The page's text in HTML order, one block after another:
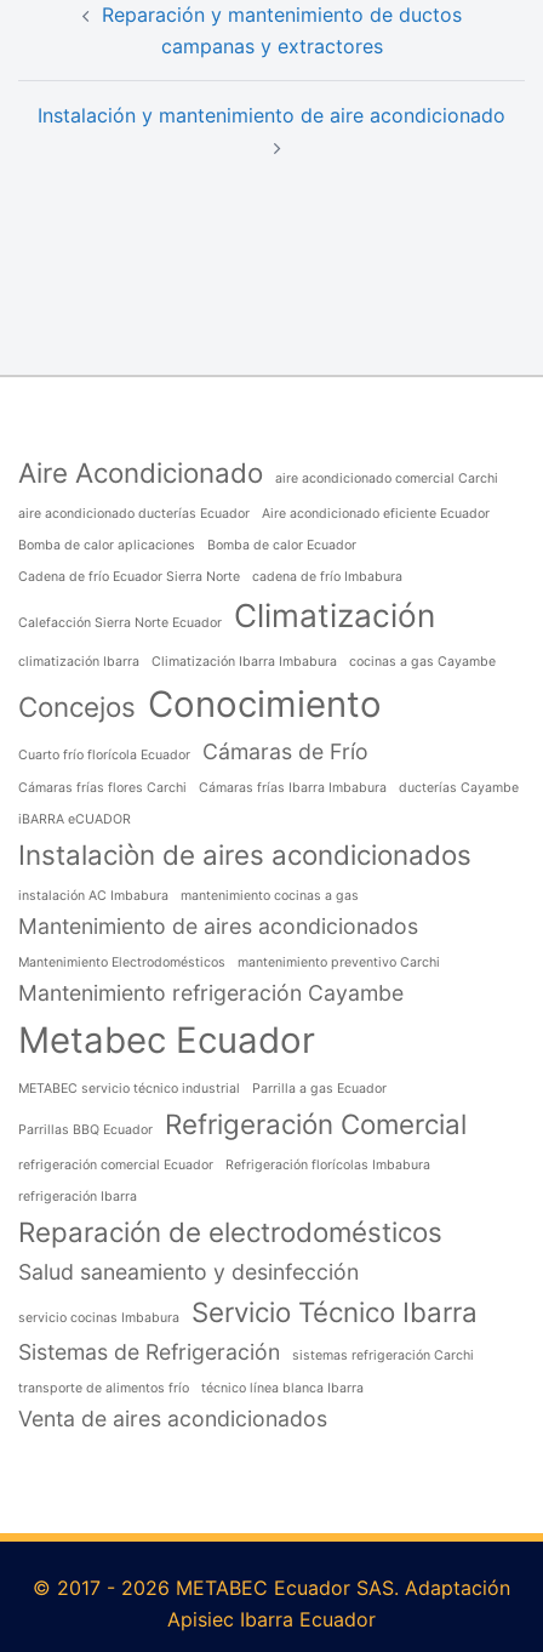
Reparación y mantenimiento de ductos
campanas y extractores
Instalación y mantenimiento de aire acondicionado
Aire Acondicionado aire acondicionado comercial Carchi
aire acondicionado ducterías Ecuador
Aire acondicionado eficiente Ecuador
Bomba de calor aplicaciones
Bomba de calor Ecuador
Cadena de frío Ecuador Sierra Norte
cadena de frío Imbabura
Calefacción Sierra Norte Ecuador Climatización
climatización Ibarra Climatización Ibarra Imbabura cocinas a gas Cayambe
Concejos Conocimiento
Cuarto frío florícola Ecuador Cámaras de Frío
Cámaras frías flores Carchi Cámaras frías Ibarra Imbabura
ducterías Cayambe
iBARRA eCUADOR
Instalaciòn de aires acondicionados
instalación AC Imbabura mantenimiento cocinas a gas
Mantenimiento de aires acondicionados
Mantenimiento Electrodomésticos mantenimiento preventivo Carchi
Mantenimiento refrigeración Cayambe
Metabec Ecuador
METABEC servicio técnico industrial Parrilla a gas Ecuador
Parrillas BBQ Ecuador Refrigeración Comercial
refrigeración comercial Ecuador
Refrigeración florícolas Imbabura
refrigeración Ibarra
Reparación de electrodomésticos
Salud saneamiento y desinfección
servicio cocinas Imbabura Servicio Técnico Ibarra
Sistemas de Refrigeración sistemas refrigeración Carchi
transporte de alimentos frío técnico línea blanca Ibarra
Venta de aires acondicionados
© 2017 - 2026 METABEC Ecuador SAS. Adaptación
Apisiec Ibarra Ecuador